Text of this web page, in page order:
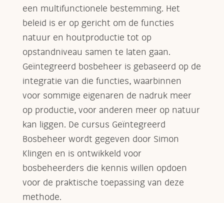
een multifunctionele bestemming. Het
beleid is er op gericht om de functies
natuur en houtproductie tot op
opstandniveau samen te laten gaan.
Geïntegreerd bosbeheer is gebaseerd op de
integratie van die functies, waarbinnen
voor sommige eigenaren de nadruk meer
op productie, voor anderen meer op natuur
kan liggen. De cursus Geïntegreerd
Bosbeheer wordt gegeven door Simon
Klingen en is ontwikkeld voor
bosbeheerders die kennis willen opdoen
voor de praktische toepassing van deze
methode.